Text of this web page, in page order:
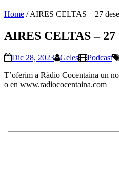
Home /AIRES CELTAS – 27
AIRES CELTAS – 27
Dic 28, 2023 Geles Podcast
T’oferim a Ràdio Cocentaina un
o en www.radiococentaina.com